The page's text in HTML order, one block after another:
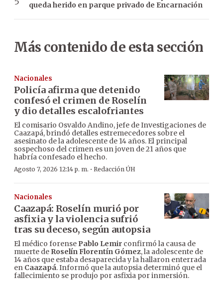
queda herido en parque privado de Encarnación
Más contenido de esta sección
Nacionales
Policía afirma que detenido
confesó el crimen de Roselín
y dio detalles escalofriantes
El comisario Osvaldo Andino, jefe de Investigaciones de
Caazapá, brindó detalles estremecedores sobre el
asesinato de la adolescente de 14 años. El principal
sospechoso del crimen es un joven de 21 años que
habría confesado el hecho.
Agosto 7, 2026 12:14 p. m. · Redacción ÚH
Nacionales
Caazapá: Roselín murió por
asfixia y la violencia sufrió
tras su deceso, según autopsia
El médico forense Pablo Lemir confirmó la causa de
muerte de Roselín Florentín Gómez, la adolescente de
14 años que estaba desaparecida y la hallaron enterrada
en Caazapá. Informó que la autopsia determinó que el
fallecimiento se produjo por asfixia por inmersión.